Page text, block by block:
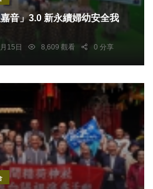
音」3.0 新永續婦幼安全我
15日 8,609 觀看 0 分享